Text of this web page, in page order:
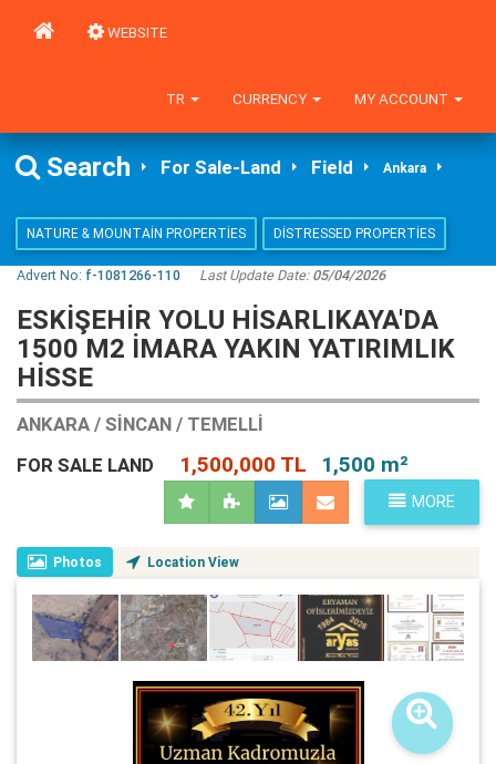
WEBSITE
MY ACCOUNT
CURRENCY
TR
Search For Sale-Land Field Ankara
NATURE & MOUNTAIN PROPERTIES DISTRESSED PROPERTIES
Advert No: f-1081266-110 Last Update Date:05/04/2026
ESKİŞEHİR YOLU HİSARLIKAYA'DA
1500 M2 İMARA YAKIN YATIRIMLIK
HİSSE
ANKARA / SINCAN / TEMELLI
FOR SALE LAND
1,500,000 TL 1,500 m²
MORE
Photos Location View